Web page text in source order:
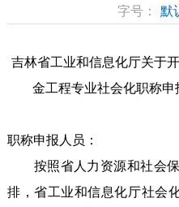
字号： 默
吉林省工业和信息化厅关于
金工程专业社会化职称
职称申报人员：
按照省人力资源和社会保
排，省工业和信息化厅社会